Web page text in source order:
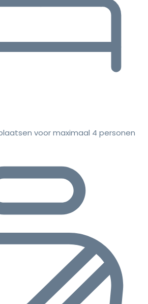
voor maximaal 4 personen